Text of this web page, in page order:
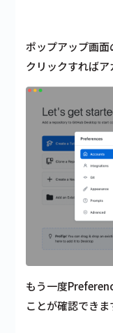
ポップアップ画面
クリックすればア
もう一度
ことが確認できま